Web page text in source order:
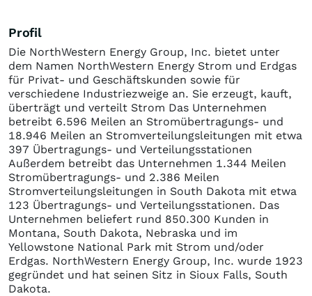
Profil
Die NorthWestern Energy Group, Inc. bietet unter
dem Namen NorthWestern Energy Strom und Erdgas
für Privat- und Geschäftskunden sowie für
verschiedene Industriezweige an. Sie erzeugt, kauft,
überträgt und verteilt Strom Das Unternehmen
betreibt 6.596 Meilen an Stromübertragungs- und
18.946 Meilen an Stromverteilungsleitungen mit etwa
397 Übertragungs- und Verteilungsstationen
Außerdem betreibt das Unternehmen 1.344 Meilen
Stromübertragungs- und 2.386 Meilen
Stromverteilungsleitungen in South Dakota mit etwa
123 Übertragungs- und Verteilungsstationen. Das
Unternehmen beliefert rund 850.300 Kunden in
Montana, South Dakota, Nebraska und im
Yellowstone National Park mit Strom und/oder
Erdgas. NorthWestern Energy Group, Inc. wurde 1923
gegründet und hat seinen Sitz in Sioux Falls, South
Dakota.